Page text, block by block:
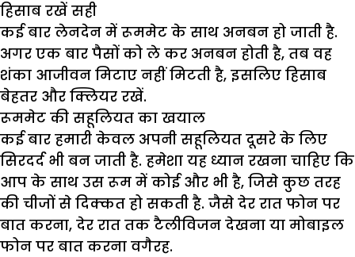
हिसाब रखें सही
कई बार लेनदेन में रूममेट के साथ अनबन हो जाती है.
अगर एक बार पैसों को ले कर अनबन होती है, तब वह
शंका आजीवन मिटाए नहीं मिटती है, इसलिए हिसाब
बेहतर और क्लियर रखें.
रूममेट की सहूलियत का खयाल
कई बार हमारी केवल अपनी सहूलियत दूसरे के लिए
सिरदर्द भी बन जाती है. हमेशा यह ध्यान रखना चाहिए कि
आप के साथ उस रूम में कोई और भी है, जिसे कुछ तरह
की चीजों से दिक्कत हो सकती है. जैसे देर रात फोन पर
बात करना, देर रात तक टैलीविजन देखना या मोबाइल
फोन पर बात करना वगैरह.